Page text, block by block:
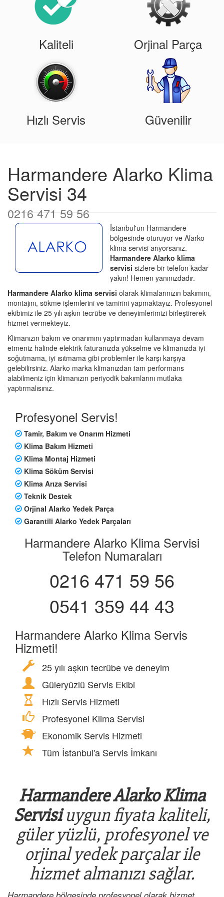
Kaliteli Orjinal Parça
Hızlı Servis Güvenilir
Harmandere Alarko Klima
Servisi 34
0216 471 59 56
İstanbul'un Harmandere
bölgesinde oturuyor ve Alarko
klima servisi arıyorsanız.
Harmandere Alarko klima
servisi sizlere bir telefon kadar
yakın! Hemen yanınızdadır.
Harmandere Alarko klima servisi olarak klimalarınızın bakımını,
montajını, sökme işlemlerini ve tamirini yapmaktayız. Profesyonel
ekibimiz ile 25 yılı aşkın tecrübe ve deneyimlerimizi birleştirerek
hizmet vermekteyiz.
Klimanızın bakım ve onarımını yaptırmadan kullanmaya devam
etmeniz halinde elektrik faturanızda yükselme ve klimanızda iyi
soğutmama, iyi ısıtmama gibi problemler ile karşı karşıya
gelebilirsiniz. Alarko marka klimanızdan tam performans
alabilmeniz için klimanızın periyodik bakımlarını mutlaka
yaptırmalısınız.
Profesyonel Servis!
Tamir, Bakım ve Onarım Hizmeti
Klima Bakım Hizmeti
Klima Montaj Hizmeti
Klima Söküm Servisi
Klima Arıza Servisi
Teknik Destek
Orjinal Alarko Yedek Parça
Garantili Alarko Yedek Parçaları
Harmandere Alarko Klima Servisi
Telefon Numaraları
0216 471 59 56
0541 359 44 43
Harmandere Alarko Klima Servis
Hizmeti!
25 yılı aşkın tecrübe ve deneyim
Güleryüzlü Servis Ekibi
Hızlı Servis Hizmeti
Profesyonel Klima Servisi
Ekonomik Servis Hizmeti
Tüm İstanbul'a Servis İmkanı
Harmandere Alarko Klima
Servisiuygun fiyata kaliteli,
güler yüzlü, profesyonel ve
orjinal yedek parçalar ile
hizmet almanızı sağlar.